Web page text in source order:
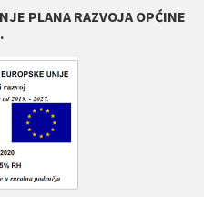
PLANA RAZVOJA OPĆINE